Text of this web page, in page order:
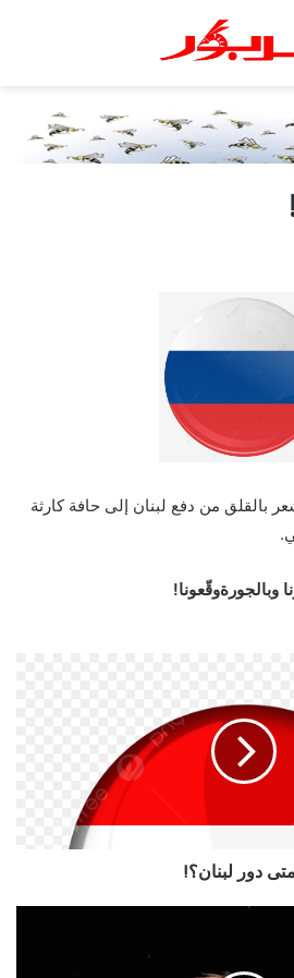
بالقلق من دفع لبنان إلى حافة كارثة
وبالجورةوقّعونا!
دور لبنان؟!